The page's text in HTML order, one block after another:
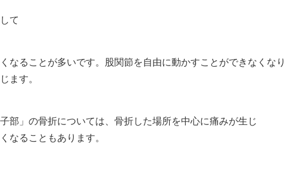
て
なることが多いです。股関節を自由に動かすことができなくなり
ます。
部」の骨折については、骨折した場所を中心に痛みが生じ
なることもあります。